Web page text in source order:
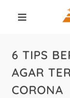
6 TIPS
AGAR
CORONA